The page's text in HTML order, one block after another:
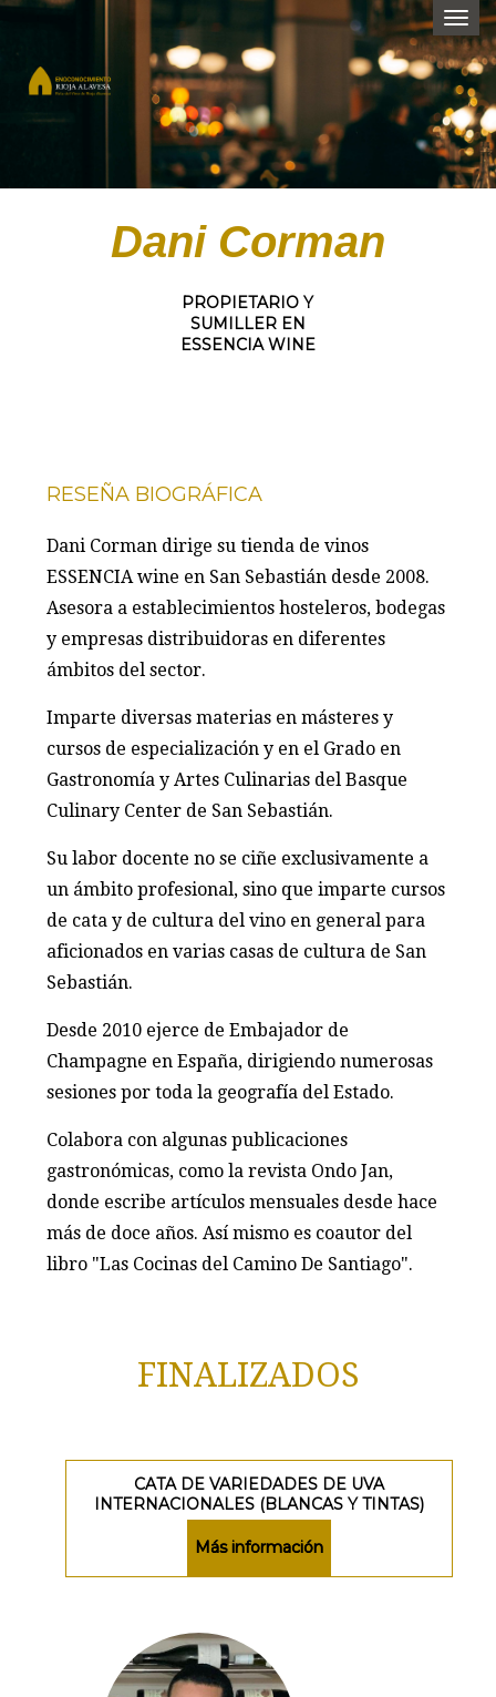
Dani Corman
PROPIETARIO Y
SUMILLER EN
ESSENCIA WINE
RESEÑA BIOGRÁFICA
Dani Corman dirige su tienda de vinos
ESSENCIA wine en San Sebastián desde 2008.
Asesora a establecimientos hosteleros, bodegas
y empresas distribuidoras en diferentes
ámbitos del sector.
Imparte diversas materias en másteres y
cursos de especialización y en el Grado en
Gastronomía y Artes Culinarias del Basque
Culinary Center de San Sebastián.
Su labor docente no se ciñe exclusivamente a
un ámbito profesional, sino que imparte cursos
de cata y de cultura del vino en general para
aficionados en varias casas de cultura de San
Sebastián.
Desde 2010 ejerce de Embajador de
Champagne en España, dirigiendo numerosas
sesiones por toda la geografía del Estado.
Colabora con algunas publicaciones
gastronómicas, como la revista Ondo Jan,
donde escribe artículos mensuales desde hace
más de doce años. Así mismo es coautor del
libro "Las Cocinas del Camino De Santiago".
FINALIZADOS
CATA DE VARIEDADES DE UVA
INTERNACIONALES (BLANCAS Y TINTAS)
Más información